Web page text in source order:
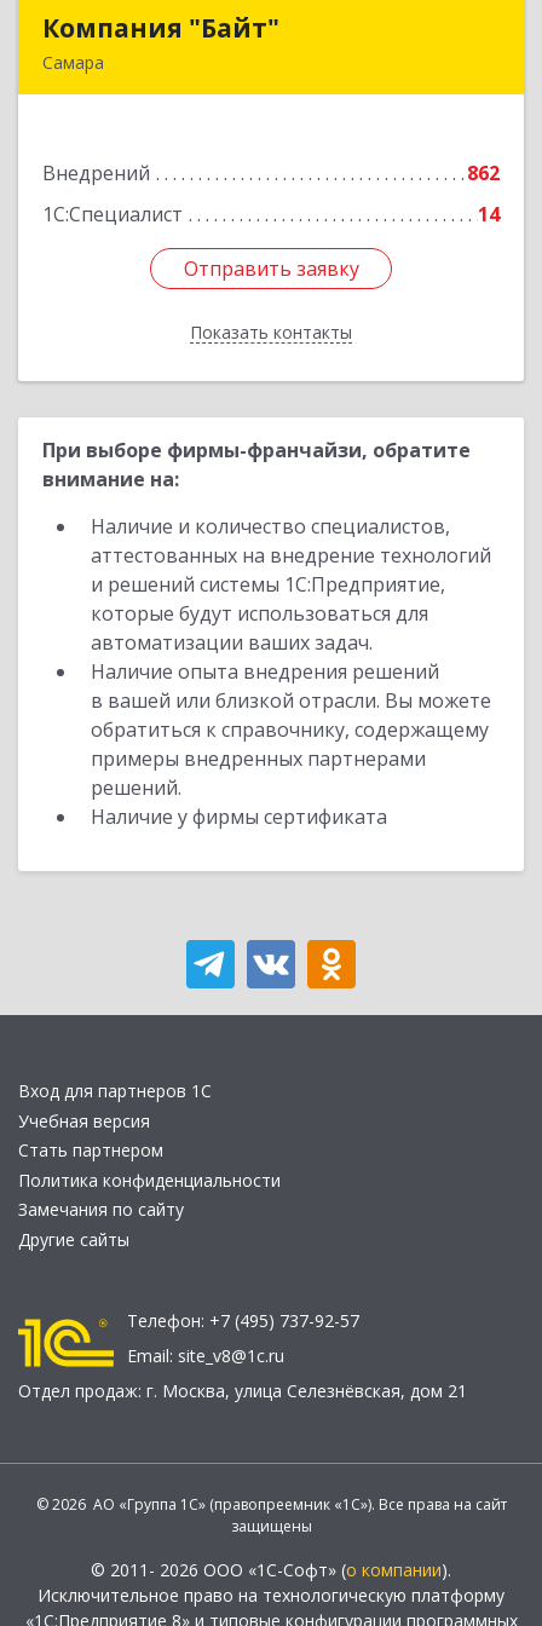
Компания "Байт"
Самара
Внедрений
862
1С:Специалист
14
Отправить заявку
Показать контакты
Компания "Байт"
Подробнее
Отправить заявку
Назад
При выборе фирмы-франчайзи, обратите
внимание на:
Наличие и количество специалистов,
аттестованных на внедрение технологий
и решений системы 1С:Предприятие,
которые будут использоваться для
автоматизации ваших задач.
Наличие опыта внедрения решений
в вашей или близкой отрасли. Вы можете
обратиться к справочнику, содержащему
примеры внедренных партнерами
решений.
Наличие у фирмы сертификата
Вход для партнеров 1С
Учебная версия
Стать партнером
Политика конфиденциальности
Замечания по сайту
Другие сайты
Телефон: +7 (495) 737-92-57
Email: site_v8@1c.ru
Отдел продаж: г. Москва, улица Селезнёвская, дом 21
© 2026 АО «Группа 1С» (правопреемник «1С»). Все права на сайт
защищены
© 2011- 2026 ООО «1С-Софт» (о компании).
Исключительное право на технологическую платформу
«1С:Предприятие 8» и типовые конфигурации программных